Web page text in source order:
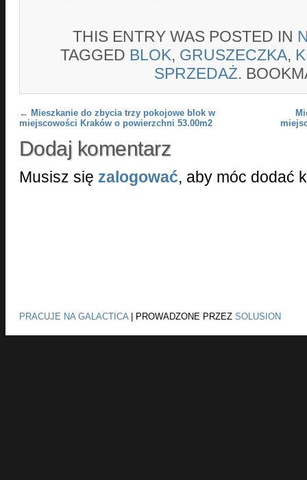
THIS ENTRY WAS POSTED IN
TAGGED BLOK, GRUSZECZKA,
SPRZEDAŻ.
Post navigation
← Mieszkanie do zbycia trzy pokojowe blok w
miejscowości Kraków o powierzchni 53.00m2
Dodaj komentarz
Musisz się zalogować, aby móc dodać
PRACUJE NA GALACTICA| PROWADZONE PRZEZ SOLUSION